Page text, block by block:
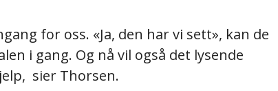
for oss. «Ja, den har vi sett», kan de
i gang. Og nå vil også det lysende
sier Thorsen.